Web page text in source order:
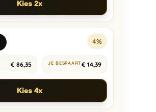
Kies 2x
4%
€ 86,35 € 14,39
Kies 4x